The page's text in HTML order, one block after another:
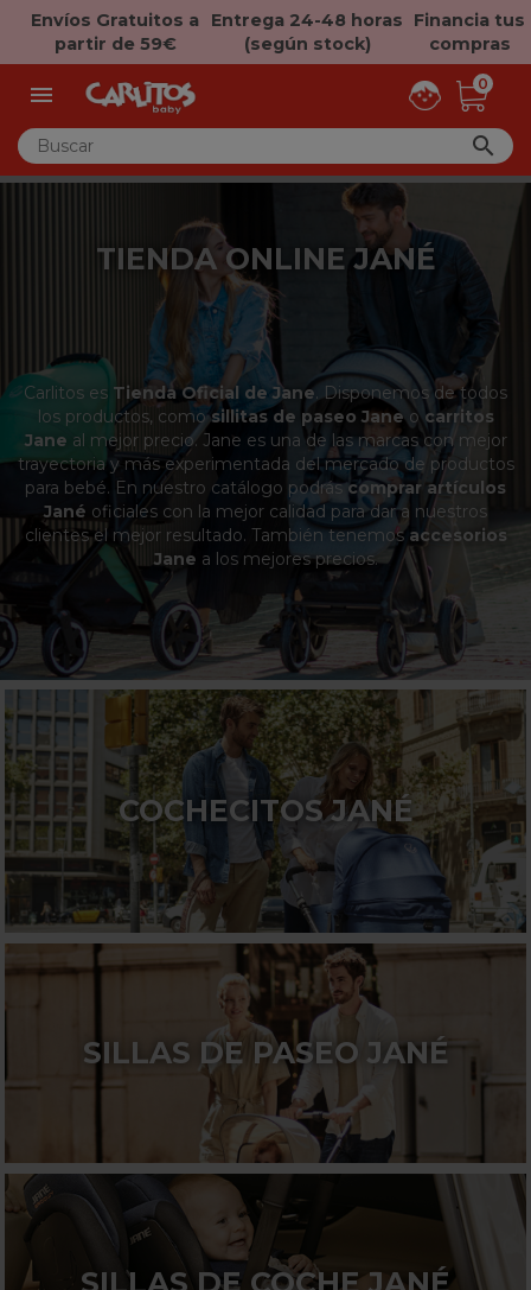
Envíos Gratuitos a
partir de 59€
Entrega 24-48 horas
(según stock)
Financia tus
compras
 0

TIENDA ONLINE JANÉ
Carlitos es Tienda Oficial de Jane. Disponemos de todos
los productos, comosillitas de paseo Janeocarritos
Jane al mejor precio. Jane es una de las marcas con mejor
trayectoria y más experimentada del mercado de productos
para bebé. En nuestro catálogo podráscomprar artículos
Jané oficiales con la mejor calidad para dar a nuestros
clientes el mejor resultado. También tenemosaccesorios
Jane a los mejores precios.
COCHECITOS JANÉ
SILLAS DE PASEO JANÉ